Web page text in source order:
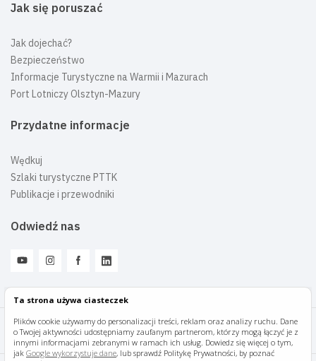
Ta strona używa ciasteczek
Plików cookie używamy do personalizacji treści, reklam oraz analizy ruchu. Dane
o Twojej aktywności udostępniamy zaufanym partnerom, którzy mogą łączyć je z
innymi informacjami zebranymi w ramach ich usług. Dowiedz się więcej o tym,
jak Google wykorzystuje dane, lub sprawdź Politykę Prywatności, by poznać
Jak się poruszać
Jak dojechać?
Bezpieczeństwo
Informacje Turystyczne na Warmii i Mazurach
Port Lotniczy Olsztyn-Mazury
Przydatne informacje
Wędkuj
Szlaki turystyczne PTTK
Publikacje i przewodniki
Odwiedź nas
Mazury Travel © 2026